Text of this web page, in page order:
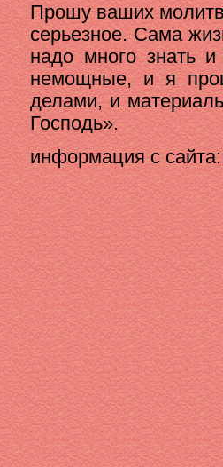
Прошу ваших
серьезное. Сама
надо много знать
немощные, и я
делами, и
Господь».
информация с